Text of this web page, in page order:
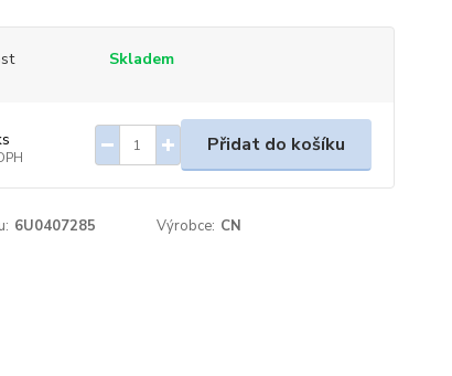
Skladem
Přidat do košíku
6U0407285 Výrobce: CN